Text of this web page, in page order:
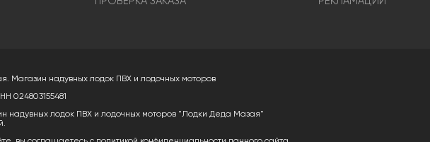
Магазин надувных лодок ПВХ и лодочных моторов
024803155481
надувных лодок ПВХ и лодочных моторов "Лодки Деда Мазая"